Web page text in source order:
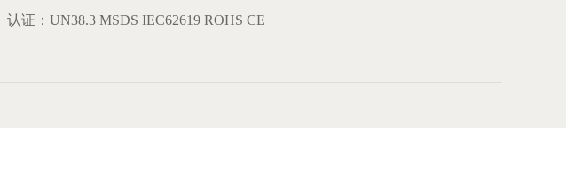
认证：UN38.3 MSDS IEC62619 ROHS CE